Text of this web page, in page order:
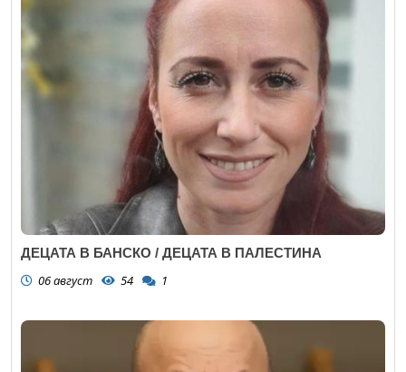
ДЕЦАТА В БАНСКО / ДЕЦАТА В ПАЛЕСТИНА
06 август 54 1